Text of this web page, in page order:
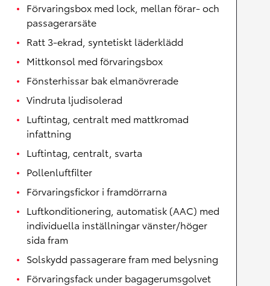
Förvaringsbox med lock, mellan förar- och
passagerarsäte
Ratt 3-ekrad, syntetiskt läderklädd
Mittkonsol med förvaringsbox
Fönsterhissar bak elmanövrerade
Vindruta ljudisolerad
Luftintag, centralt med mattkromad
infattning
Luftintag, centralt, svarta
Pollenluftfilter
Förvaringsfickor i framdörrarna
Luftkonditionering, automatisk (AAC) med
individuella inställningar vänster/höger
sida fram
Solskydd passagerare fram med belysning
Förvaringsfack under bagagerumsgolvet